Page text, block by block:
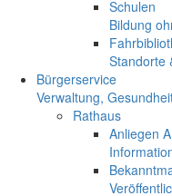
Schulen
Bildung
Standorte
Bürgerservice
Verwaltung,
Rathaus
Anliegen